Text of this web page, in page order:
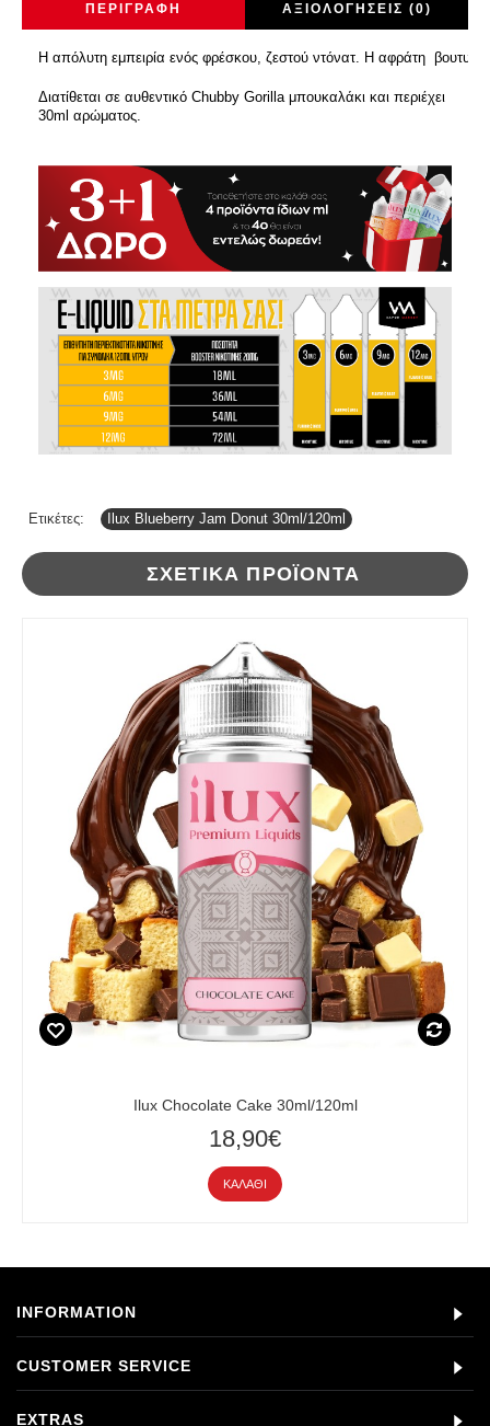
ΠΕΡΙΓΡΑΦΉ ΑΞΙΟΛΟΓΉΣΕΙΣ (0)
Η απόλυτη εμπειρία ενός φρέσκου, ζεστού ντόνατ. Η αφράτη
Διατίθεται σε αυθεντικό Chubby Gorilla μπουκαλάκι και περιέχει
30ml αρώματος.
Ετικέτες: Ilux Blueberry Jam Donut 30ml/120ml
ΣΧΕΤΙΚΆ ΠΡΟΪΌΝΤΑ
Ilux Chocolate Cake 30ml/120ml
18,90€
ΚΑΛΆΘΙ
INFORMATION
CUSTOMER SERVICE
EXTRAS